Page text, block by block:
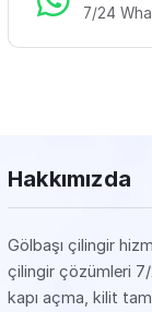
7/24
Hakkımızda
Gölbaşı çilingir
çilingir çözümleri 7/
kapı açma, kilit